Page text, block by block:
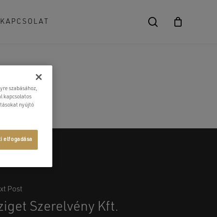
KAPCSOLAT search
Post
Szerelvény Kft.
szabásához,
kapcsolatos
nyújtó
elfogadása